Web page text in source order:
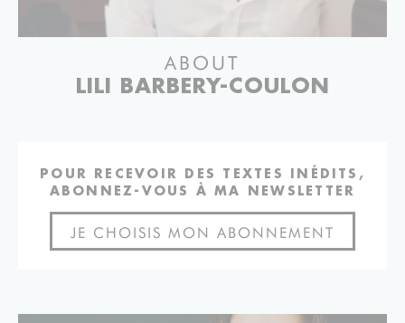
ABOUT
LILI BARBERY-COULON
POUR RECEVOIR DES TEXTES INÉDITS,
ABONNEZ-VOUS À MA NEWSLETTER
JE CHOISIS MON ABONNEMENT